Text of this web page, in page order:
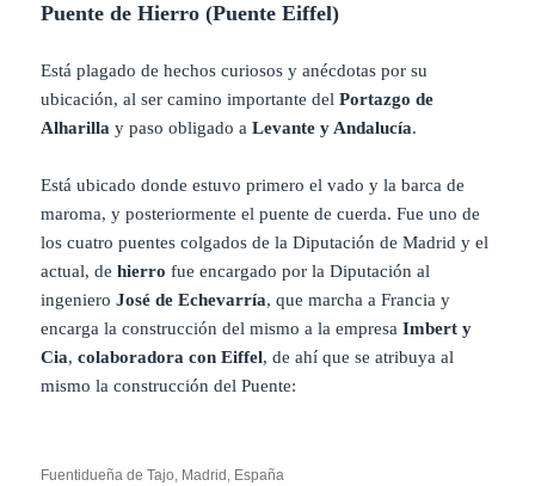
Puente de Hierro (Puente Eiffel)
Está plagado de hechos curiosos y anécdotas por su
ubicación, al ser camino importante delPortazgo de
Alharillay paso obligado aLevante y Andalucía.
Está ubicado donde estuvo primero el vado y la barca de
maroma, y posteriormente el puente de cuerda. Fue uno de
los cuatro puentes colgados de la Diputación de Madrid y el
actual, dehierro fue encargado por la Diputación al
ingeniero José de Echevarría, que marcha a Francia y
encarga la construcción del mismo a la empresaImbert y
Cia,colaboradora con Eiffel, de ahí que se atribuya al
mismo la construcción del Puente:
Fuentidueña de Tajo, Madrid, España